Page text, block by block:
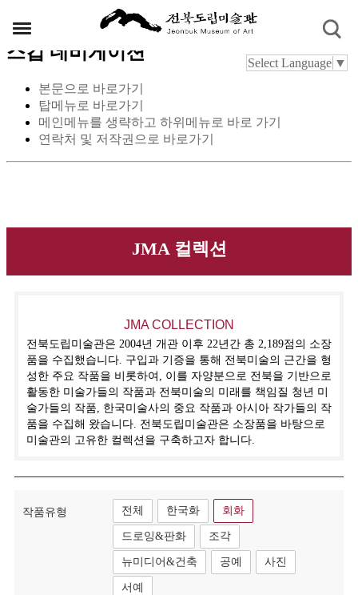
스킵 네비게이션
본문으로 바로가기
탑메뉴로 바로가기
메인메뉴를 생략하고 하위메뉴로 바로 가기
연락처 및 저작권으로 바로가기
Select Language ▼
JMA 컬렉션
JMA COLLECTION
전북도립미술관은 2004년 개관 이후 22년간 총 2,189점의 소장
품을 수집했습니다. 구입과 기증을 통해 전북미술의 근간을 형
성한 주요 작품을 비롯하여, 이를 자양분으로 전북을 기반으로
활동한 미술가들의 작품과 전북미술의 미래를 책임질 청년 미
술가들의 작품, 한국미술사의 중요 작품과 아시아 작가들의 작
품을 수집해 왔습니다. 전북도립미술관은 소장품을 바탕으로
미술관의 고유한 컬렉션을 구축하고자 합니다.
작품유형 전체 한국화 회화
드로잉&판화 조각
뉴미디어&건축 공예 사진
서예